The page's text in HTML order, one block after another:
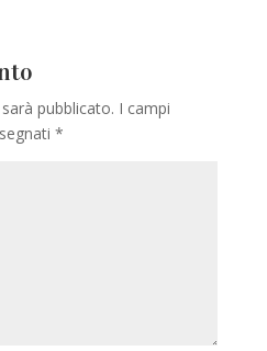
pubblicato. I campi
*